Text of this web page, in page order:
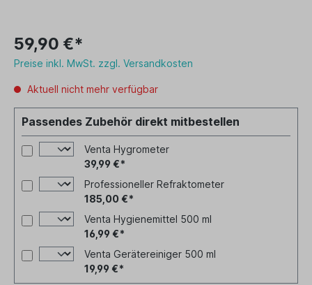
59,90 €*
Preise inkl. MwSt. zzgl. Versandkosten
Aktuell nicht mehr verfügbar
Passendes Zubehör direkt mitbestellen
Venta Hygrometer
39,99 €*
Professioneller Refraktometer
185,00 €*
Venta Hygienemittel 500 ml
16,99 €*
Venta Gerätereiniger 500 ml
19,99 €*